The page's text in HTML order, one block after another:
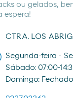
ou gelados,
espera!
CTRA. LOS
Segunda-feira -
Sábado: 07:00-
Domingo: Fechado